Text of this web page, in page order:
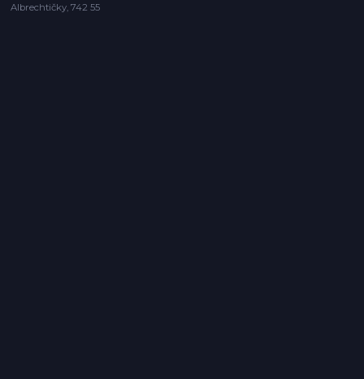
Albrechtičky, 742 55